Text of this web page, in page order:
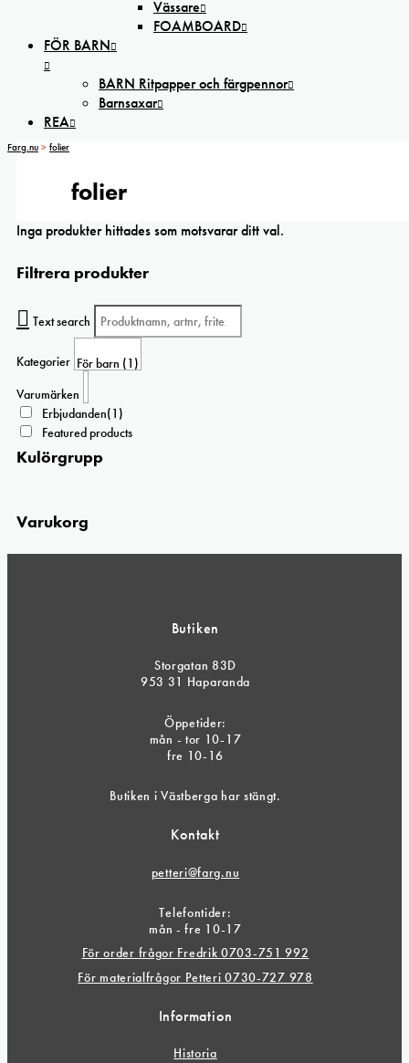
Vässare
FOAMBOARD
FÖR BARN
BARN Ritpapper och färgpennor
Barnsaxar
REA
Farg.nu > folier
folier
Inga produkter hittades som motsvarar ditt val.
Filtrera produkter
Text search
Kategorier
Varumärken
Erbjudanden(1)
Featured products
Kulörgrupp
Varukorg
Butiken
Storgatan 83D
953 31 Haparanda
Öppetider:
mån - tor 10-17
fre 10-16
Butiken i Västberga har stängt.
Kontakt
petteri@farg.nu
Telefontider:
mån - fre 10-17
För order frågor Fredrik 0703-751 992
För materialfrågor Petteri 0730-727 978
Information
Historia